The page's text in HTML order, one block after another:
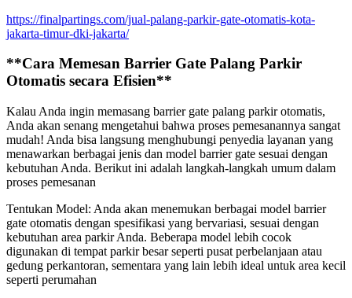
https://finalpartings.com/jual-palang-parkir-gate-otomatis-kota-
jakarta-timur-dki-jakarta/
**Cara Memesan Barrier Gate Palang Parkir
Otomatis secara Efisien**
Kalau Anda ingin memasang barrier gate palang parkir otomatis,
Anda akan senang mengetahui bahwa proses pemesanannya sangat
mudah! Anda bisa langsung menghubungi penyedia layanan yang
menawarkan berbagai jenis dan model barrier gate sesuai dengan
kebutuhan Anda. Berikut ini adalah langkah-langkah umum dalam
proses pemesanan
Tentukan Model: Anda akan menemukan berbagai model barrier
gate otomatis dengan spesifikasi yang bervariasi, sesuai dengan
kebutuhan area parkir Anda. Beberapa model lebih cocok
digunakan di tempat parkir besar seperti pusat perbelanjaan atau
gedung perkantoran, sementara yang lain lebih ideal untuk area kecil
seperti perumahan